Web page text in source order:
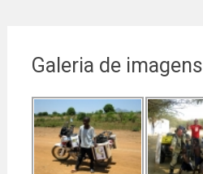
Galeria de imagens